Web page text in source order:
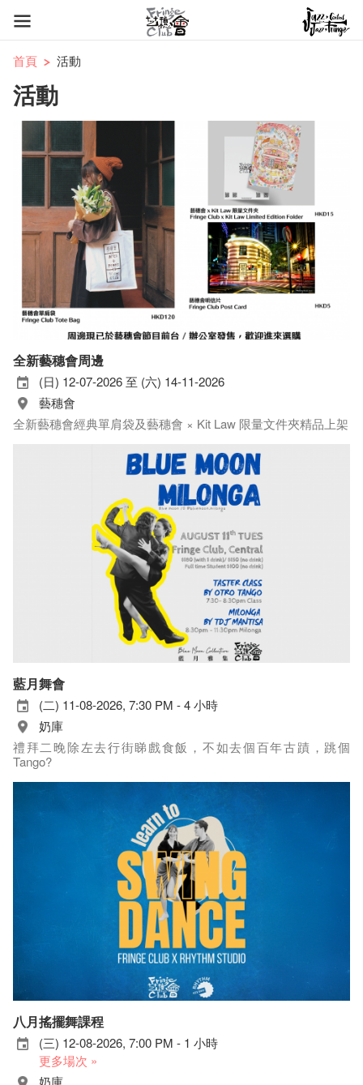
首頁 活動
活動
全新藝穗會周邊
(日) 12-07-2026 至 (六) 14-11-2026
藝穗會
全新藝穗會經典單肩袋及藝穗會 × Kit Law 限量文件夾精品上架
藍月舞會
(二) 11-08-2026, 7:30 PM - 4 小時
奶庫
禮拜二晚除左去行街睇戲食飯，不如去個百年古蹟，跳個
Tango?
八月搖擺舞課程
(三) 12-08-2026, 7:00 PM - 1 小時
更多場次 »